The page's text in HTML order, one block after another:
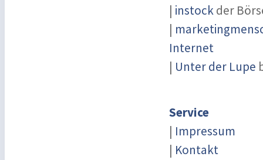
| instockder
|
Internet
| Unter der Lupe
Service
| Impressum
| Kontakt